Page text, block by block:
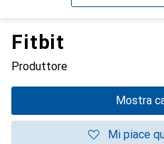
Fitbit
Produttore
Mostra
Mi piace